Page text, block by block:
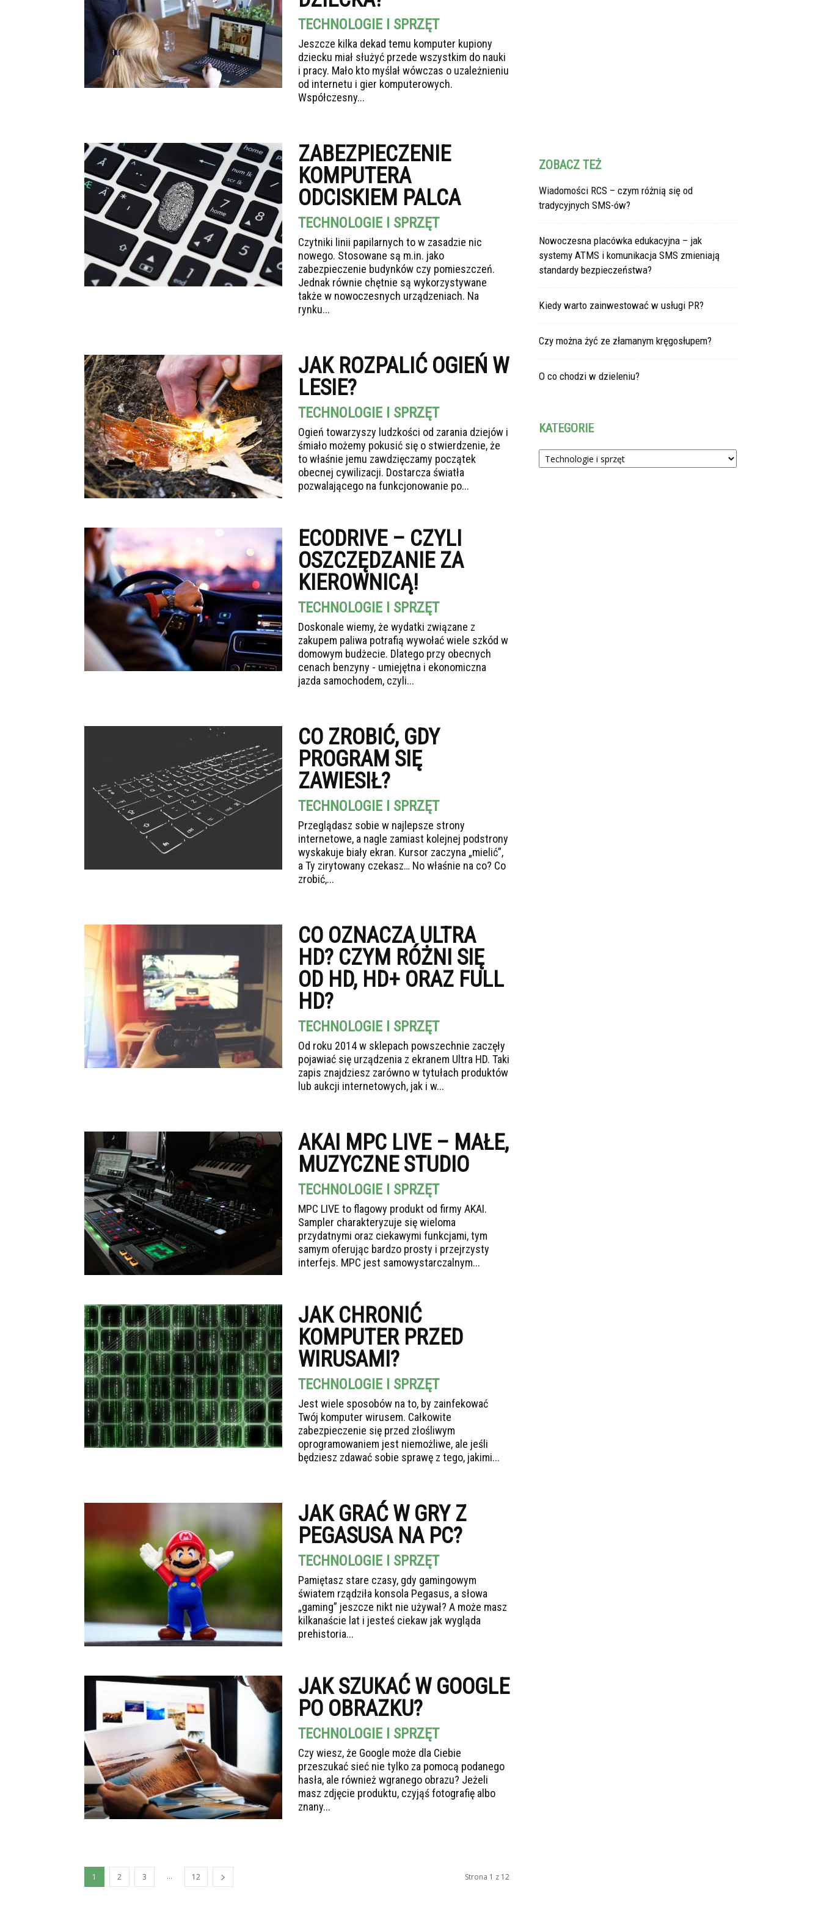
TECHNOLOGIE I SPRZĘT
Jeszcze kilka dekad temu komputer kupiony
dziecku miał służyć przede wszystkim do nauki
i pracy. Mało kto myślał wówczas o uzależnieniu
od internetu i gier komputerowych.
Współczesny...
ZABEZPIECZENIE
KOMPUTERA
ODCISKIEM PALCA
TECHNOLOGIE I SPRZĘT
Czytniki linii papilarnych to w zasadzie nic
nowego. Stosowane są m.in. jako
zabezpieczenie budynków czy pomieszczeń.
Jednak równie chętnie są wykorzystywane
także w nowoczesnych urządzeniach. Na
rynku...
JAK ROZPALIĆ OGIEŃ W
LESIE?
TECHNOLOGIE I SPRZĘT
Ogień towarzyszy ludzkości od zarania dziejów i
śmiało możemy pokusić się o stwierdzenie, że
to właśnie jemu zawdzięczamy początek
obecnej cywilizacji. Dostarcza światła
pozwalającego na funkcjonowanie po...
ECODRIVE – CZYLI
OSZCZĘDZANIE ZA
KIEROWNICĄ!
TECHNOLOGIE I SPRZĘT
Doskonale wiemy, że wydatki związane z
zakupem paliwa potrafią wywołać wiele szkód w
domowym budżecie. Dlatego przy obecnych
cenach benzyny - umiejętna i ekonomiczna
jazda samochodem, czyli...
CO ZROBIĆ, GDY
PROGRAM SIĘ
ZAWIESIŁ?
TECHNOLOGIE I SPRZĘT
Przeglądasz sobie w najlepsze strony
internetowe, a nagle zamiast kolejnej podstrony
wyskakuje biały ekran. Kursor zaczyna „mielić”,
a Ty zirytowany czekasz… No właśnie na co? Co
zrobić,...
CO OZNACZA ULTRA
HD? CZYM RÓŻNI SIĘ
OD HD, HD+ ORAZ FULL
HD?
TECHNOLOGIE I SPRZĘT
Od roku 2014 w sklepach powszechnie zaczęły
pojawiać się urządzenia z ekranem Ultra HD. Taki
zapis znajdziesz zarówno w tytułach produktów
lub aukcji internetowych, jak i w...
AKAI MPC LIVE – MAŁE,
MUZYCZNE STUDIO
TECHNOLOGIE I SPRZĘT
MPC LIVE to flagowy produkt od firmy AKAI.
Sampler charakteryzuje się wieloma
przydatnymi oraz ciekawymi funkcjami, tym
samym oferując bardzo prosty i przejrzysty
interfejs. MPC jest samowystarczalnym...
JAK CHRONIĆ
KOMPUTER PRZED
WIRUSAMI?
TECHNOLOGIE I SPRZĘT
Jest wiele sposobów na to, by zainfekować
Twój komputer wirusem. Całkowite
zabezpieczenie się przed złośliwym
oprogramowaniem jest niemożliwe, ale jeśli
będziesz zdawać sobie sprawę z tego, jakimi...
JAK GRAĆ W GRY Z
PEGASUSA NA PC?
TECHNOLOGIE I SPRZĘT
Pamiętasz stare czasy, gdy gamingowym
światem rządziła konsola Pegasus, a słowa
„gaming” jeszcze nikt nie używał? A może masz
kilkanaście lat i jesteś ciekaw jak wygląda
prehistoria...
JAK SZUKAĆ W GOOGLE
PO OBRAZKU?
TECHNOLOGIE I SPRZĘT
Czy wiesz, że Google może dla Ciebie
przeszukać sieć nie tylko za pomocą podanego
hasła, ale również wgranego obrazu? Jeżeli
masz zdjęcie produktu, czyjąś fotografię albo
znany...
1 2 3 ... 12 Strona 1 z 12
ZOBACZ TEŻ
Wiadomości RCS – czym różnią się od
tradycyjnych SMS-ów?
Nowoczesna placówka edukacyjna – jak
systemy ATMS i komunikacja SMS zmieniają
standardy bezpieczeństwa?
Kiedy warto zainwestować w usługi PR?
Czy można żyć ze złamanym kręgosłupem?
O co chodzi w dzieleniu?
KATEGORIE
Kategorie